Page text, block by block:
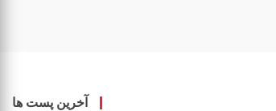
آخرین پست ها